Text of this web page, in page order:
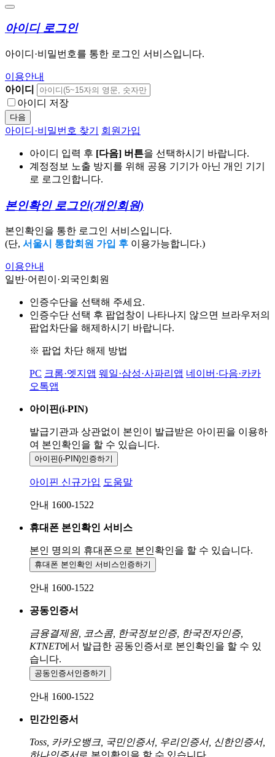
아이디 로그인
아이디·비밀번호를 통한 로그인 서비스입니다.
이용안내
아이디
아이디 저장
다음
아이디·비밀번호 찾기 회원가입
아이디 입력 후 [다음] 버튼을 선택하시기 바랍니다.
계정정보 노출 방지를 위해 공용 기기가 아닌 개인 기기
로 로그인합니다.
본인확인 로그인(개인회원)
본인확인을 통한 로그인 서비스입니다.
(단, 서울시 통합회원 가입 후 이용가능합니다.)
이용안내
일반·어린이·외국인회원
인증수단을 선택해 주세요.
인증수단 선택 후 팝업창이 나타나지 않으면 브라우저의
팝업차단을 해제하시기 바랍니다.
※ 팝업 차단 해제 방법
PC 크롬·엣지앱 웨일·삼성·사파리앱 네이버·다음·카카
오톡앱
아이핀(i-PIN)
발급기관과 상관없이 본인이 발급받은 아이핀을 이용하
여 본인확인을 할 수 있습니다.
아이핀(i-PIN)인증하기
아이핀 신규가입 도움말
안내 1600-1522
휴대폰 본인확인 서비스
본인 명의의 휴대폰으로 본인확인을 할 수 있습니다.
휴대폰 본인확인 서비스인증하기
안내 1600-1522
공동인증서
금융결제원, 코스콤, 한국정보인증, 한국전자인증,
KTNET에서 발급한 공동인증서로 본인확인을 할 수 있
습니다.
공동인증서 인증하기
안내 1600-1522
민간인증서
Toss, 카카오뱅크, 국민인증서, 우리인증서, 신한인증서,